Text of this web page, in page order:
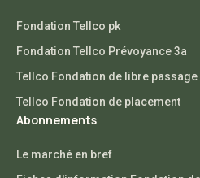
Fondation Tellco pk
Fondation Tellco Prévoyance 3a
Tellco Fondation de libre passage
Tellco Fondation de placement
Abonnements
Le marché en bref